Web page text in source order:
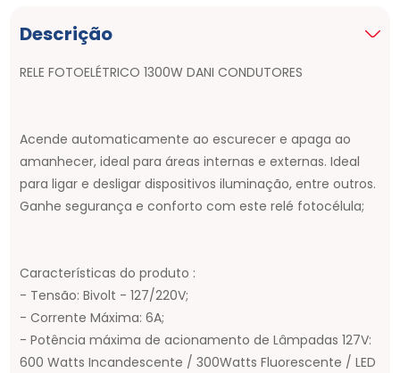
Descrição
RELE FOTOELÉTRICO 1300W DANI CONDUTORES
Acende automaticamente ao escurecer e apaga ao
amanhecer, ideal para áreas internas e externas. Ideal
para ligar e desligar dispositivos iluminação, entre outros.
Ganhe segurança e conforto com este relé fotocélula;
Características do produto :
- Tensão: Bivolt - 127/220V;
- Corrente Máxima: 6A;
- Potência máxima de acionamento de Lâmpadas 127V:
600 Watts Incandescente / 300Watts Fluorescente / LED